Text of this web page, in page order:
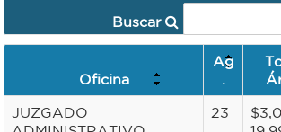
Buscar
Oficina
Ag
.
JUZGADO
23